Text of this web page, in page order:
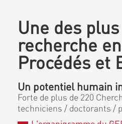
Une des
recherche
Procédés et
Un potentiel humain
Forte de plus de 220
techniciens / doctorants /